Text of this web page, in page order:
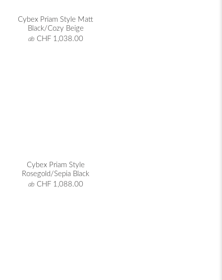
Cybex Priam Style Matt
Black/Cozy Beige
ab CHF 1,038.00
Cybex Priam Style
Rosegold/Sepia Black
ab CHF 1,088.00